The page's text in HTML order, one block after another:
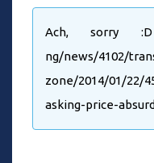
Ach, sorry :D
ng/news/4102/
zone/2014/01/22/
asking-price-